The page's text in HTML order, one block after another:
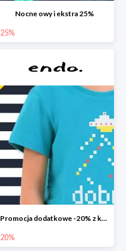
Nocne owy i ekstra 25%
25%
Promocja dodatkowe -20% z kodem
20%